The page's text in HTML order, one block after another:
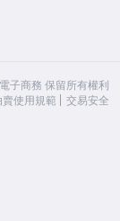
子商務 保留所有權利
賣使用規範 交易安全